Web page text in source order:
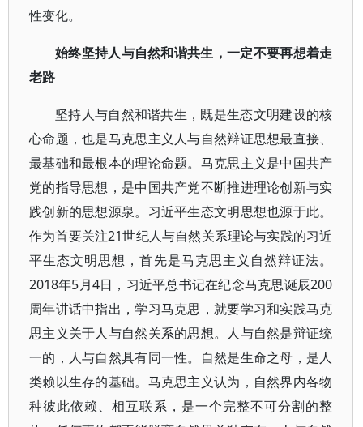
性变化。
始终坚持人与自然和谐共生，一定不要再想着走
老路
坚持人与自然和谐共生，既是生态文明建设的核
心命题，也是马克思主义人与自然辩证思想最直接、
最基础和最根本的理论命题。马克思主义是中国共产
党的指导思想，是中国共产党不断推进理论创新与实
践创新的思想源泉。习近平生态文明思想也源于此。
作为首要关注21世纪人与自然关系理论与实践的习近
平生态文明思想，首先是马克思主义自然辩证法。
2018年5月4日，习近平总书记在纪念马克思诞辰200
周年讲话中指出，学习马克思，就要学习和实践马克
思主义关于人与自然关系的思想。人与自然是辩证统
一的，人与自然具有同一性。自然是生命之母，是人
类赖以生存的基础。马克思主义认为，自然界内各物
种彼此依赖、相互联系，是一个完整不可分割的整